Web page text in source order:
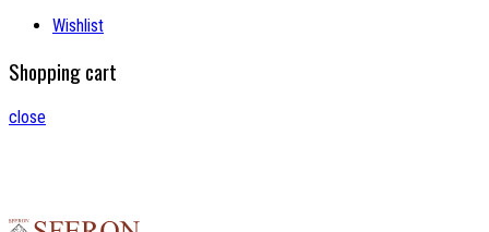
Wishlist
Shopping cart
close